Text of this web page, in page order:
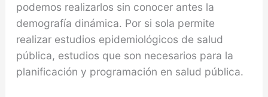
podemos realizarlos sin conocer antes la
demografía dinámica. Por si sola permite
realizar estudios epidemiológicos de salud
pública, estudios que son necesarios para la
planificación y programación en salud pública.